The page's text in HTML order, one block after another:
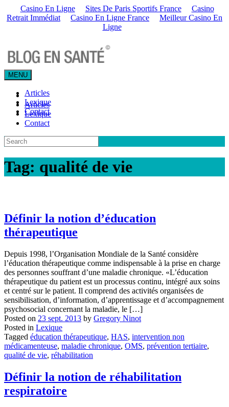
Casino En Ligne Sites De Paris Sportifs France
Casino
Retrait Immédiat
Casino En Ligne France
Meilleur Casino En
Ligne
MENU
Articles
Lexique
Contact
Articles
Lexique
Contact
Tag: qualité de vie
Définir la notion d’éducation
thérapeutique
Depuis 1998, l’Organisation Mondiale de la Santé considère
l’éducation thérapeutique comme indispensable à la prise en charge
des personnes souffrant d’une maladie chronique. «L’éducation
thérapeutique du patient est un processus continu, intégré aux soins
et centré sur le patient. Il comprend des activités organisées de
sensibilisation, d’information, d’apprentissage et d’accompagnement
psychosocial concernant la maladie, le […]
Posted on 23 sept. 2013 by Gregory Ninot
Posted in Lexique
Tagged éducation thérapeutique, HAS, intervention non
médicamenteuse, maladie chronique, OMS, prévention tertiaire,
qualité de vie, réhabilitation
Définir la notion de réhabilitation
respiratoire